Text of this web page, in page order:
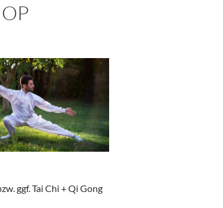
ggf. Tai Chi + Qi Gong